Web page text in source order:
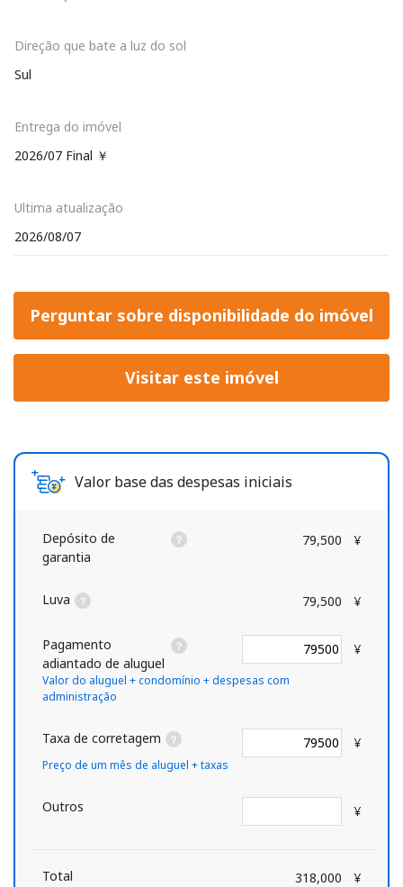
Direção que bate a luz do sol
Sul
Entrega do imóvel
2026/07 Final ￥
Ultima atualização
2026/08/07
Perguntar sobre disponibilidade do imóvel
Visitar este imóvel
Valor base das despesas iniciais
Depósito de
garantia
79,500 ¥
Luva 79,500 ¥
Pagamento
adiantado de aluguel
¥
Valor do aluguel + condomínio + despesas com
administração
Taxa de corretagem ¥
Preço de um mês de aluguel + taxas
Outros ¥
Total 318,000 ¥